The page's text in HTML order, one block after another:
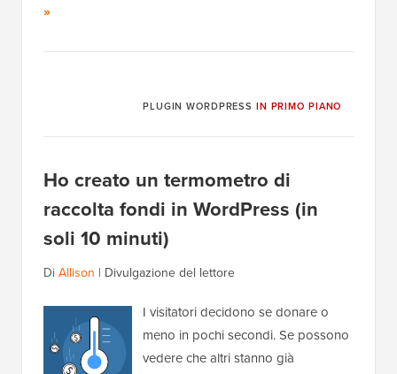
»
PLUGIN WORDPRESS IN PRIMO PIANO
Ho creato un termometro di
raccolta fondi in WordPress (in
soli 10 minuti)
DiAllison | Divulgazione del lettore
I visitatori decidono se donare o
meno in pochi secondi. Se possono
vedere che altri stanno già